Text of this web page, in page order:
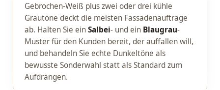
Gebrochen-Weiß plus zwei oder drei kühle
Grautöne deckt die meisten Fassadenaufträge
ab. Halten Sie einSalbei- und ein Blaugrau-
Muster für den Kunden bereit, der auffallen will,
und behandeln Sie echte Dunkeltöne als
bewusste Sonderwahl statt als Standard zum
Aufdrängen.